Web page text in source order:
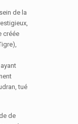
de la
créée
tué
de